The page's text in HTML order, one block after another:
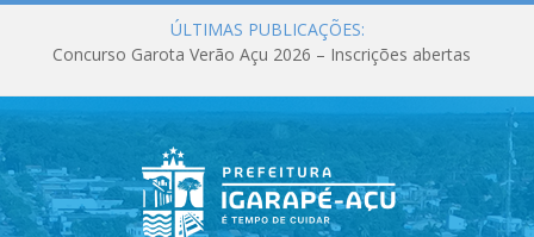
ÚLTIMAS PUBLICAÇÕES:
Concurso Garota Verão Açu 2026 – Inscrições abertas